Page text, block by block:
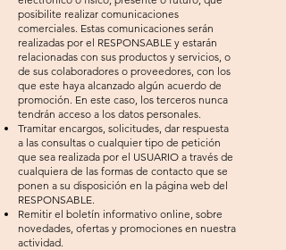
posibilite realizar comunicaciones
comerciales. Estas comunicaciones serán
realizadas por el RESPONSABLE y estarán
relacionadas con sus productos y servicios, o
de sus colaboradores o proveedores, con los
que este haya alcanzado algún acuerdo de
promoción. En este caso, los terceros nunca
tendrán acceso a los datos personales.
Tramitar encargos, solicitudes, dar respuesta
a las consultas o cualquier tipo de petición
que sea realizada por el USUARIO a través de
cualquiera de las formas de contacto que se
ponen a su disposición en la página web del
RESPONSABLE.
Remitir el boletín informativo online, sobre
novedades, ofertas y promociones en nuestra
actividad.